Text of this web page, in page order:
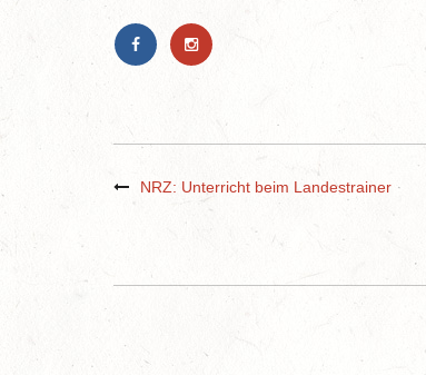
NRZ: Unterricht beim Landestrainer